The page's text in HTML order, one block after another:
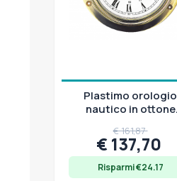
Plastimo orologio
nautico in ottone
mm, meccanismo
€ 161,87
€ 137,70
Risparmi €24.17